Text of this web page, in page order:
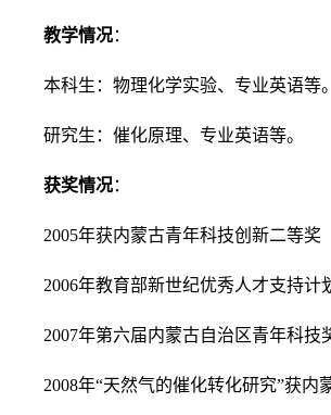
教学情况：
本科生：物理化学实验、专业英语等。
研究生：催化原理、专业英语等。
获奖情况：
2005年获内蒙古青年科技创新二等奖
2006年教育部新世纪优秀人才支持计
2007年第六届内蒙古自治区青年科技
2008年“天然气的催化转化研究”获内